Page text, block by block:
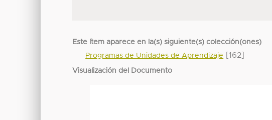
Este ítem aparece en la(s) siguiente(s) colección(ones)
Programas de Unidades de Aprendizaje
[162]
Visualización del Documento